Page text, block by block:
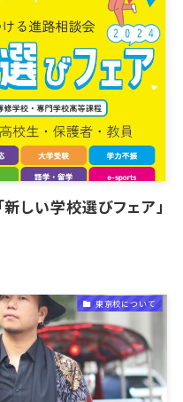
新しい学校選びフェア」
東京校について